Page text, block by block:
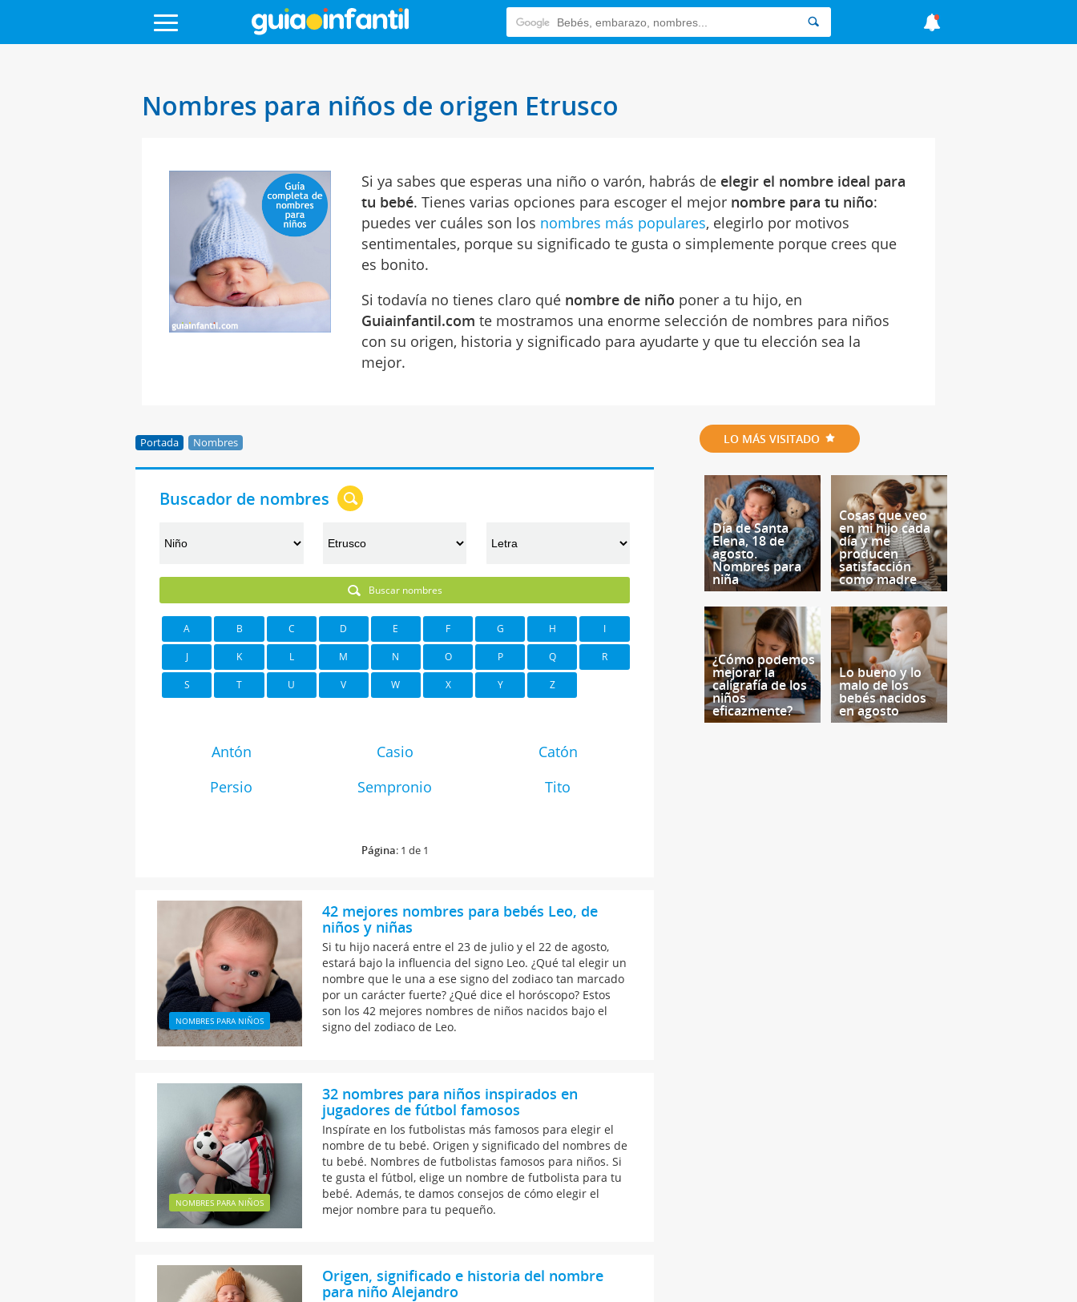
Nombres para niños de origen Etrusco
Si ya sabes que esperas una niño o varón, habrás de elegir el nombre ideal para
tu bebé. Tienes varias opciones para escoger el mejor nombre para tu niño:
puedes ver cuáles son los nombres más populares, elegirlo por motivos
sentimentales, porque su significado te gusta o simplemente porque crees que
es bonito.
Si todavía no tienes claro qué nombre de niño poner a tu hijo, en
Guiainfantil.com te mostramos una enorme selección de nombres para niños
con su origen, historia y significado para ayudarte y que tu elección sea la
mejor.
Portada Nombres
Buscador de nombres
Buscar nombres
A B C D E F G H I
J K L M N O P Q R
S T U V W X Y Z
Antón Casio
Catón
Persio
Sempronio Tito
Página: 1 de 1
NOMBRES PARA NIÑOS
42 mejores nombres para bebés Leo, de
niños y niñas
Si tu hijo nacerá entre el 23 de julio y el 22 de agosto,
estará bajo la influencia del signo Leo. ¿Qué tal elegir un
nombre que le una a ese signo del zodiaco tan marcado
por un carácter fuerte? ¿Qué dice el horóscopo? Estos
son los 42 mejores nombres de niños nacidos bajo el
signo del zodiaco de Leo.
NOMBRES PARA NIÑOS
32 nombres para niños inspirados en
jugadores de fútbol famosos
Inspírate en los futbolistas más famosos para elegir el
nombre de tu bebé. Origen y significado del nombres de
tu bebé. Nombres de futbolistas famosos para niños. Si
te gusta el fútbol, elige un nombre de futbolista para tu
bebé. Además, te damos consejos de cómo elegir el
mejor nombre para tu pequeño.
Origen, significado e historia del nombre
para niño Alejandro
LO MÁS VISITADO
Día de Santa
Elena, 18 de
agosto.
Nombres para
niña
Cosas que veo
en mi hijo cada
día y me
producen
satisfacción
como madre
¿Cómo podemos
mejorar la
caligrafía de los
niños
eficazmente?
Lo bueno y lo
malo de los
bebés nacidos
en agosto